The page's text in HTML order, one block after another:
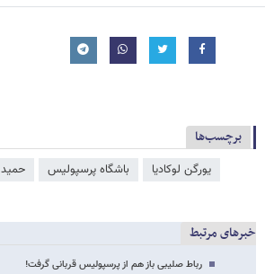
برچسب‌ها
یورگن لوکادیا باشگاه پرسپولیس
خبرهای مرتبط
رباط صلیبی باز هم از پرسپولیس قربانی گرفت!